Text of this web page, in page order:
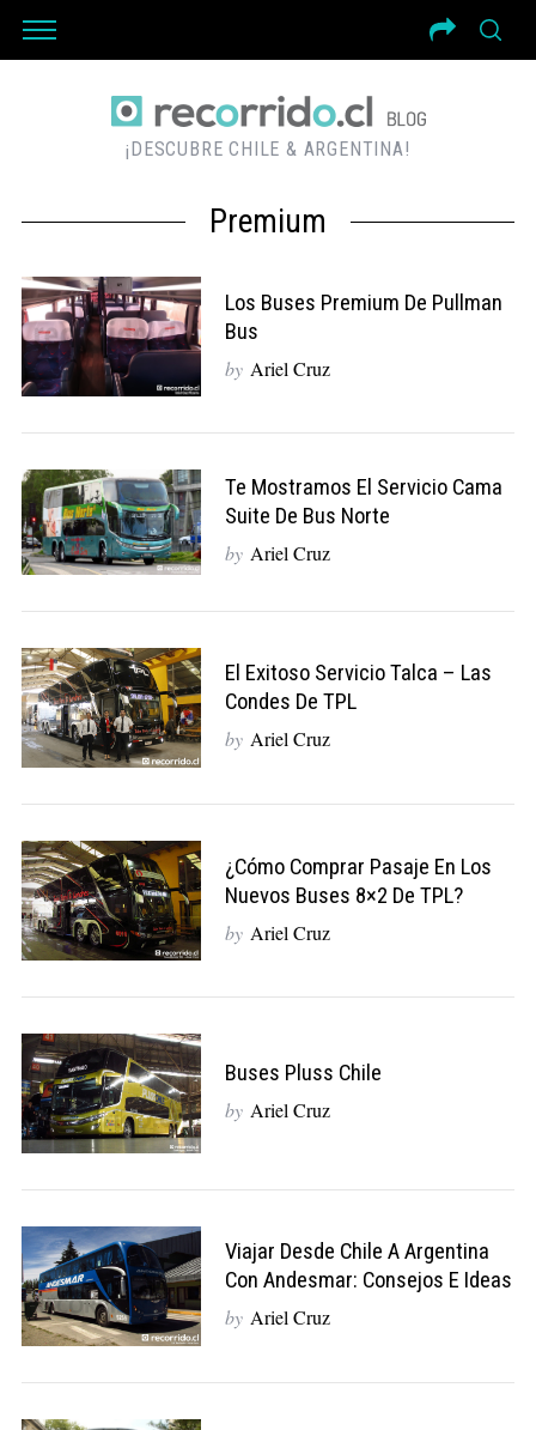
¡DESCUBRE CHILE & ARGENTINA!
Premium
Los Buses Premium De Pullman
Bus
by Ariel Cruz
Te Mostramos El Servicio Cama
Suite De Bus Norte
by Ariel Cruz
El Exitoso Servicio Talca – Las
Condes De TPL
by Ariel Cruz
¿Cómo Comprar Pasaje En Los
Nuevos Buses 8×2 De TPL?
by Ariel Cruz
Buses Pluss Chile
by Ariel Cruz
Viajar Desde Chile A Argentina
Con Andesmar: Consejos E Ideas
by Ariel Cruz